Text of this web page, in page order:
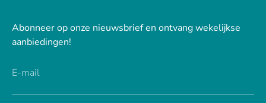
Abonneer op onze nieuwsbrief en ontvang wekelijkse
aanbiedingen!
E-mail